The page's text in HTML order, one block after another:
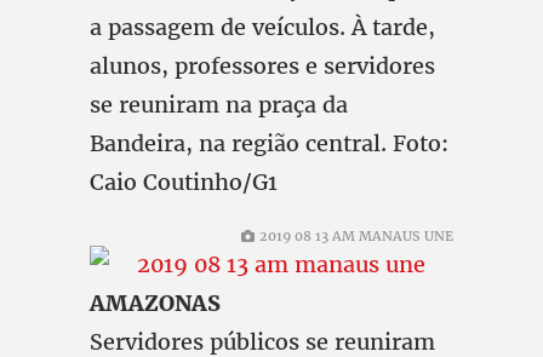
a passagem de veículos. À tarde,
alunos, professores e servidores
se reuniram na praça da
Bandeira, na região central. Foto:
Caio Coutinho/G1
2019 08 13 AM MANAUS UNE
AMAZONAS
Servidores públicos se reuniram